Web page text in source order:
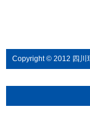
Copyright © 2012 四川